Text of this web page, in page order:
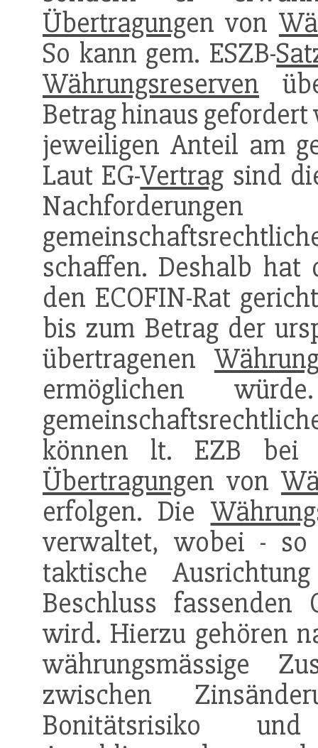
Übertragungen von
So kann gem. ESZB-
Währungsreserven
Betrag hinaus
jeweiligen Anteil am
Laut EG-Vertrag sind
schaffen. Deshalb hat
den ECOFIN-Rat
bis zum Betrag der
übertragenen
ermöglichen
können lt. EZB bei
Übertragungen von
erfolgen. Die
verwaltet, wobei -
taktische
Beschluss fassenden
wird. Hierzu gehören
währungsmässige
zwischen
Bonitätsrisiko und